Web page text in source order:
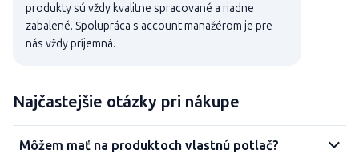
produkty sú vždy kvalitne spracované a riadne
zabalené. Spolupráca s account manažérom je pre
nás vždy príjemná.
Najčastejšie otázky pri nákupe
Môžem mať na produktoch vlastnú potlač?